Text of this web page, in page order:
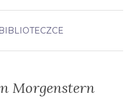
Morgenstern